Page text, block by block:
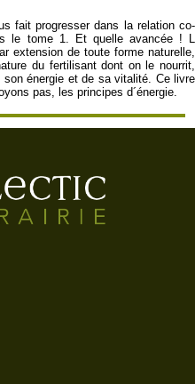
fait progresser dans la relation co-
le tome 1. Et quelle avancée ! L
extension de toute forme naturelle,
du fertilisant dont on le nourrit,
énergie et de sa vitalité. Ce livre
pas, les principes d´énergie.